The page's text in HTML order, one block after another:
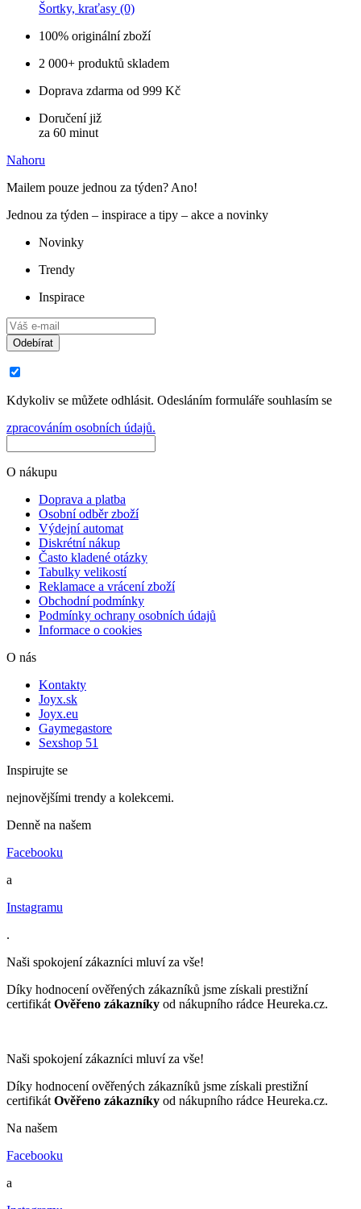
Šortky, kraťasy (0)
100% originální zboží
2 000+ produktů skladem
Doprava zdarma od 999 Kč
Doručení již
za 60 minut
Nahoru
Mailem pouze jednou za týden? Ano!
Jednou za týden – inspirace a tipy – akce a novinky
Novinky
Trendy
Inspirace
Odebírat
Kdykoliv se můžete odhlásit. Odesláním formuláře souhlasím se
zpracováním osobních údajů.
O nákupu
Doprava a platba
Osobní odběr zboží
Výdejní automat
Diskrétní nákup
Často kladené otázky
Tabulky velikostí
Reklamace a vrácení zboží
Obchodní podmínky
Podmínky ochrany osobních údajů
Informace o cookies
O nás
Kontakty
Joyx.sk
Joyx.eu
Gaymegastore
Sexshop 51
Inspirujte se
nejnovějšími trendy a kolekcemi.
Denně na našem
Facebooku
a
Instagramu
.
Naši spokojení zákazníci mluví za vše!
Díky hodnocení ověřených zákazníků jsme získali prestižní
certifikát Ověřeno zákazníky od nákupního rádce Heureka.cz.
Naši spokojení zákazníci mluví za vše!
Díky hodnocení ověřených zákazníků jsme získali prestižní
certifikát Ověřeno zákazníky od nákupního rádce Heureka.cz.
Na našem
Facebooku
a